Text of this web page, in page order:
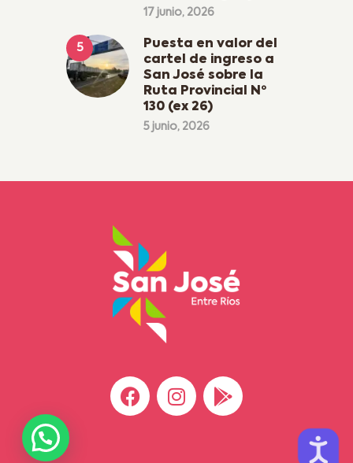
17 junio, 2026
Puesta en valor del
cartel de ingreso a
San José sobre la
Ruta Provincial Nº
130 (ex 26)
5 junio, 2026